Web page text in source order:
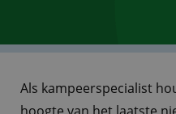
VOOR CAMPINGS
ACSI WEBSHOP
Als kampeerspecialist